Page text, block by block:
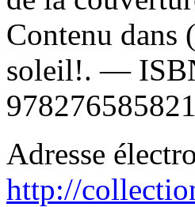
Contenu dans
soleil!. —
Adresse
http://